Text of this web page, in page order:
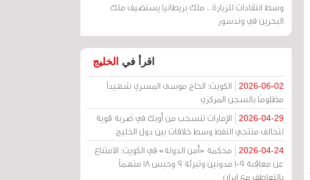
وسط انتقادات للزيارة .. ملك بريطانيا يستضيف ملك
البحرين في وندسور
اقرأ في الخليج
2026-06-02
الكويت: الحاج موسى المسري شهيداً
مظلومًا بالسجن المركزي
2026-04-29
الإمارات تنسحب من أوبك في ضربة قوية
لتحالف منتجي النفط وسط خلافات بين دول الخليج
2026-04-24
محكمة «أمن الدولة» في الكويت: الامتناع
عن معاقبة 109 مدونين وتبرئة 9 وحبس 18 متهماً
بالتعاطف مع إيران